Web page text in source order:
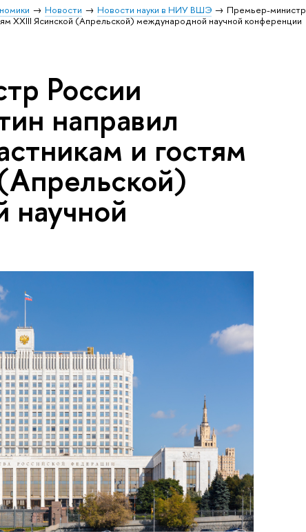
Новости Новости науки в НИУ ВШЭ
Премьер-министр
XXIII Ясинской (Апрельской) международной научной конференции
России
направил
и гостям